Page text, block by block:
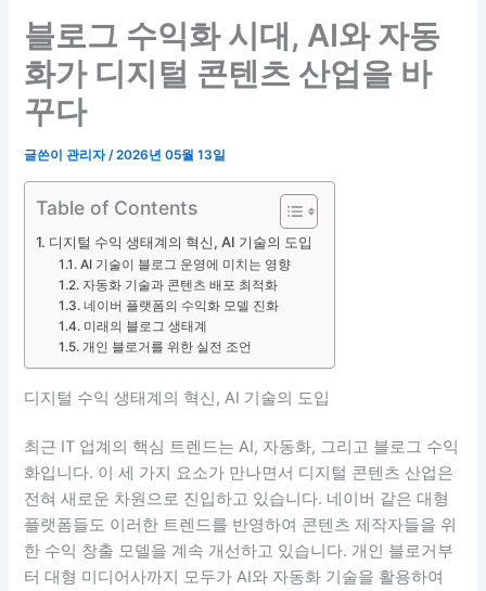
블로그 수익화 시대, AI와 자동
화가 디지털 콘텐츠 산업을 바
꾸다
글쓴이관리자/2026년 05월 13일
Table of Contents
디지털 수익 생태계의 혁신, AI 기술의 도입
AI 기술이 블로그 운영에 미치는 영향
자동화 기술과 콘텐츠 배포 최적화
네이버 플랫폼의 수익화 모델 진화
미래의 블로그 생태계
개인 블로거를 위한 실전 조언
디지털 수익 생태계의 혁신, AI 기술의 도입
최근 IT 업계의 핵심 트렌드는 AI, 자동화, 그리고 블로그 수익
화입니다. 이 세 가지 요소가 만나면서 디지털 콘텐츠 산업은
전혀 새로운 차원으로 진입하고 있습니다. 네이버 같은 대형
플랫폼들도 이러한 트렌드를 반영하여 콘텐츠 제작자들을 위
한 수익 창출 모델을 계속 개선하고 있습니다. 개인 블로거부
터 대형 미디어사까지 모두가 AI와 자동화 기술을 활용하여